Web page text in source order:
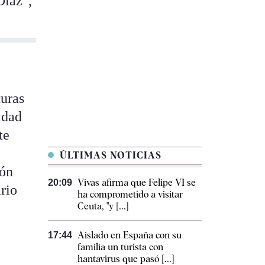
ÚLTIMAS NOTICIAS
20:09 Vivas afirma que Felipe VI se
ha comprometido a visitar
Ceuta, "y [...]
17:44 Aislado en España con su
familia un turista con
hantavirus que pasó [...]